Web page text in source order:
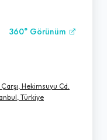
360° Görünüm
Hekimsuyu Cd.
Türkiye